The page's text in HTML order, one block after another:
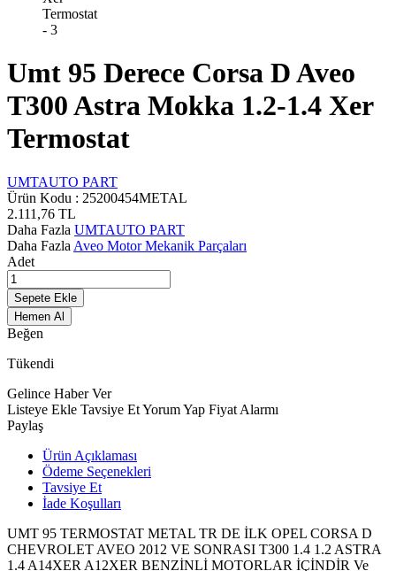
Umt 95 Derece Corsa D Aveo
T300 Astra Mokka 1.2-1.4 Xer
Termostat
UMTAUTO PART
Ürün Kodu : 25200454METAL
2.111,76 TL
Daha Fazla UMTAUTO PART
Daha Fazla Aveo Motor Mekanik Parçaları
Adet
Sepete Ekle
Hemen Al
Beğen
Tükendi
Gelince Haber Ver
Listeye Ekle Tavsiye EtYorum Yap Fiyat Alarmı
Paylaş
Ürün Açıklaması
Ödeme Seçenekleri
Tavsiye Et
İade Koşulları
UMT 95 TERMOSTAT METAL TR DE İLK OPEL CORSA D
CHEVROLET AVEO 2012 VE SONRASI T300 1.4 1.2 ASTRA
1.4 A14XER A12XER BENZİNLİ MOTORLAR İÇİNDİR Ve